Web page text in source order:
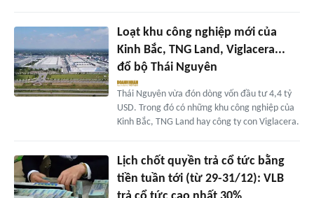
Loạt khu công nghiệp mới của
Kinh Bắc, TNG Land, Viglacera...
đổ bộ Thái Nguyên
Thái Nguyên vừa đón dòng vốn đầu tư 4,4 tỷ
USD. Trong đó có những khu công nghiệp của
Kinh Bắc, TNG Land hay công ty con Viglacera.
Lịch chốt quyền trả cổ tức bằng
tiền tuần tới (từ 29-31/12): VLB